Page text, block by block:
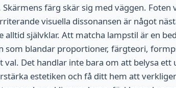
färg skär sig med väggen. Foten
visuella dissonansen är något
alltid självklar. Att matcha lampstil är en
som blandar proportioner, färgteori,
val. Det handlar inte bara om att belysa
estetiken och få ditt hem att